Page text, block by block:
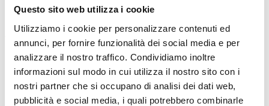
Questo sito web utilizza i cookie
Utilizziamo i cookie per personalizzare contenuti ed
annunci, per fornire funzionalità dei social media e per
analizzare il nostro traffico. Condividiamo inoltre
informazioni sul modo in cui utilizza il nostro sito con i
nostri partner che si occupano di analisi dei dati web,
pubblicità e social media, i quali potrebbero combinarle
Corrado Govoni
8 Maggio 1925 - 25 Luglio 2023
Condividi questa pagina